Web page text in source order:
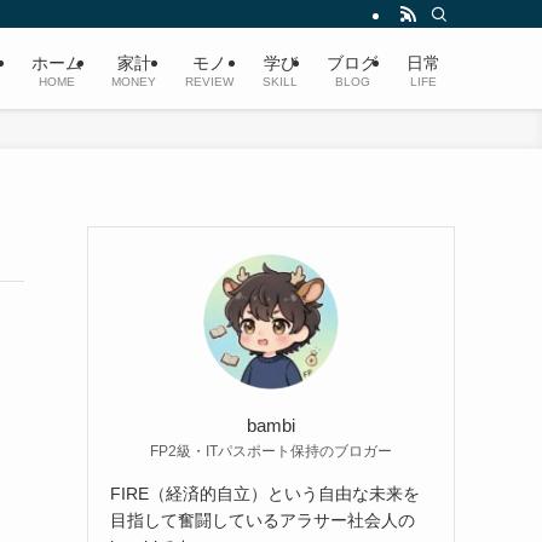
ホーム
HOME
家計
MONEY
モノ
REVIEW
学び
SKILL
ブログ
BLOG
日常
LIFE
bambi
FP2級・ITパスポート保持のブロガー
FIRE（経済的自立）という自由な未来を
目指して奮闘しているアラサー社会人の